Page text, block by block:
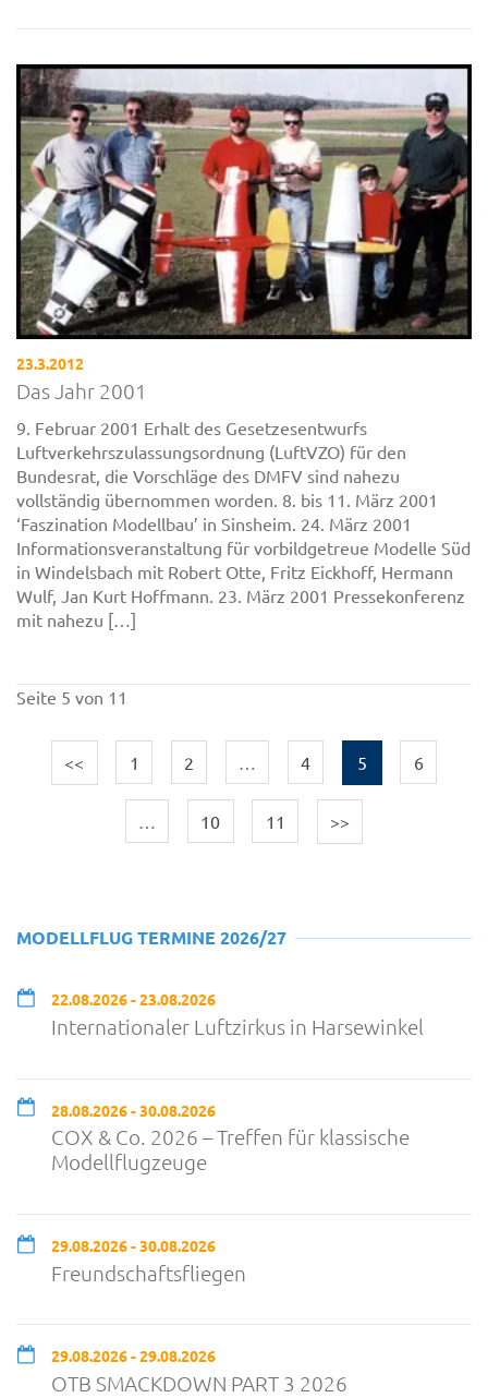
23.3.2012
Das Jahr 2001
9. Februar 2001 Erhalt des Gesetzesentwurfs
Luftverkehrszulassungsordnung (LuftVZO) für den
Bundesrat, die Vorschläge des DMFV sind nahezu
vollständig übernommen worden. 8. bis 11. März 2001
‘Faszination Modellbau’ in Sinsheim. 24. März 2001
Informationsveranstaltung für vorbildgetreue Modelle Süd
in Windelsbach mit Robert Otte, Fritz Eickhoff, Hermann
Wulf, Jan Kurt Hoffmann. 23. März 2001 Pressekonferenz
mit nahezu […]
Seite 5 von 11
<< 1 2 … 4 5 6
10 11 >>
MODELLFLUG TERMINE 2026/27
22.08.2026 - 23.08.2026
Internationaler Luftzirkus in Harsewinkel
28.08.2026 - 30.08.2026
COX & Co. 2026 – Treffen für klassische
Modellflugzeuge
29.08.2026 - 30.08.2026
Freundschaftsfliegen
29.08.2026 - 29.08.2026
OTB SMACKDOWN PART 3 2026